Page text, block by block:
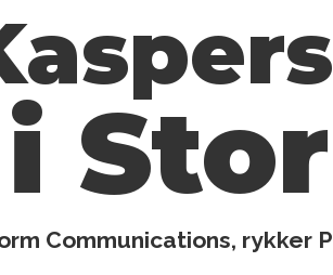
Communications, rykker